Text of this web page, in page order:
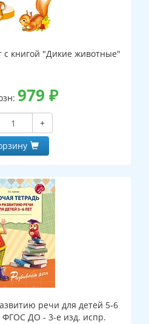
книгой "Дикие животные"
979 ₽
+
речи для детей 5-6
ФГОС ДО - 3-е изд. испр.